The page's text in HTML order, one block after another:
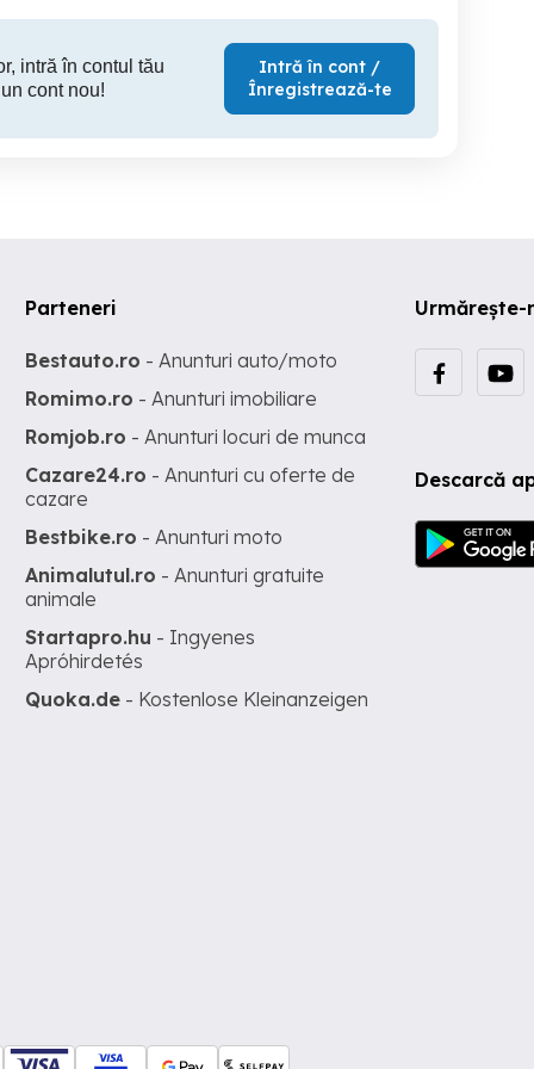
intră în contul tău
cont nou!
Intră în cont /
Înregistrează-te
Urmărește-
Descarcă
Parteneri
Bestauto.ro - Anunturi auto/moto
Romimo.ro - Anunturi imobiliare
Romjob.ro - Anunturi locuri de munca
Cazare24.ro - Anunturi cu oferte de
cazare
Bestbike.ro - Anunturi moto
Animalutul.ro - Anunturi gratuite
animale
Startapro.hu - Ingyenes
Apróhirdetés
Quoka.de - Kostenlose Kleinanzeigen